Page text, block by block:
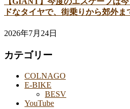
ドなタイヤで、街乗りから郊外ま
2026年7月24日
カテゴリー
COLNAGO
E-BIKE
BESV
YouTube